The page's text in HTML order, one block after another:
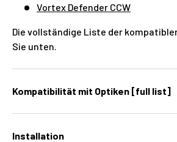
Vortex Defender CCW
Die vollständige Liste der
Sie unten.
Kompatibilität mit Optiken [full list]
Installation